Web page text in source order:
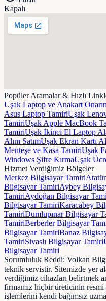
Kapalı
Popüler Aramalar & Hızlı
Uşak Laptop ve Anakart
Asus Laptop TamiriUşak
TamiriUşak Apple MacBook
TamiriUşak İkinci El Laptop
Alım SatımUşak Ekran Kartı
Menteşe ve Kasa TamiriUşak
Windows Şifre KırmaUşak
Hizmet Verdiğimiz Bölgeler
Merkez Bilgisayar Tamiri
Bilgisayar TamiriAybey
TamiriAydoğan Bilgisayar
Bilgisayar TamiriKaracabey
TamiriDumlupınarBilgisayar
TamiriBerberlerBilgisayar
Bilgisayar TamiriBanaz
TamiriSivaslı Bilgisayar Tamiri
Bilgisayar Tamiri
Sorumluluk Reddi: Volkan
teknik servistir. Sitemizde yer
verdiğimiz cihazları belirtmek
firmamız hiçbir üreticinin
işlemlerini kendi bağımsız